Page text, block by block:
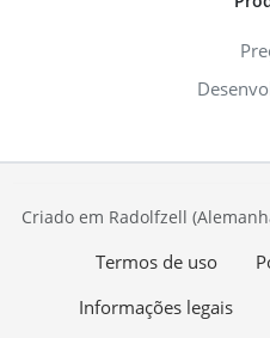
Criado em Radolfzell
Termos de uso
Informações legais